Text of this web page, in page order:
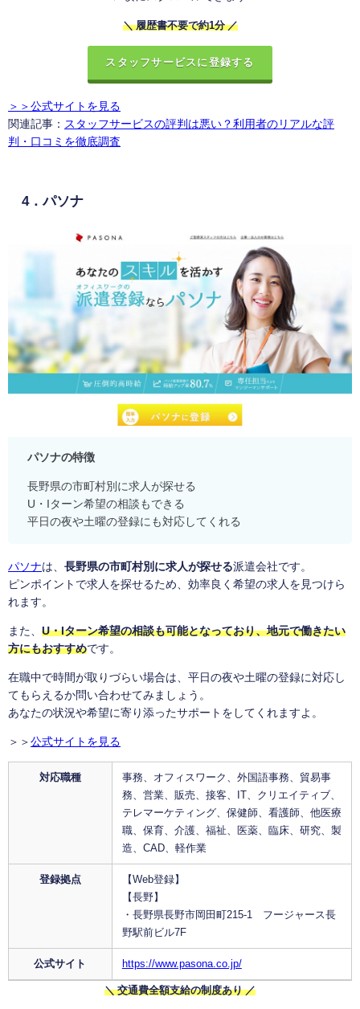
＼ 履歴書不要で約1分 ／
スタッフサービスに登録する
＞＞公式サイトを見る
関連記事： スタッフサービスの評判は悪い？利用者のリアルな評
判・口コミを徹底調査
4．パソナ
パソナの特徴
長野県の市町村別に求人が探せる
U・Iターン希望の相談もできる
平日の夜や土曜の登録にも対応してくれる
パソナは、 長野県の市町村別に求人が探せる派遣会社です。
ピンポイントで求人を探せるため、効率良く希望の求人を見つけら
れます。
また、 U・Iターン希望の相談も可能となっており、地元で働きたい
方にもおすすめです。
在職中で時間が取りづらい場合は、平日の夜や土曜の登録に対応し
てもらえるか問い合わせてみましょう。
あなたの状況や希望に寄り添ったサポートをしてくれますよ。
＞＞ 公式サイトを見る
対応職種
事務、オフィスワーク、外国語事務、貿易事
務、営業、販売、接客、IT、クリエイティブ、
テレマーケティング、保健師、看護師、他医療
職、保育、介護、福祉、医薬、臨床、研究、製
造、CAD、軽作業
登録拠点
【Web登録】
【長野】
・長野県長野市岡田町215-1 フージャース長
野駅前ビル7F
公式サイト https://www.pasona.co.jp/
＼ 交通費全額支給の制度あり ／